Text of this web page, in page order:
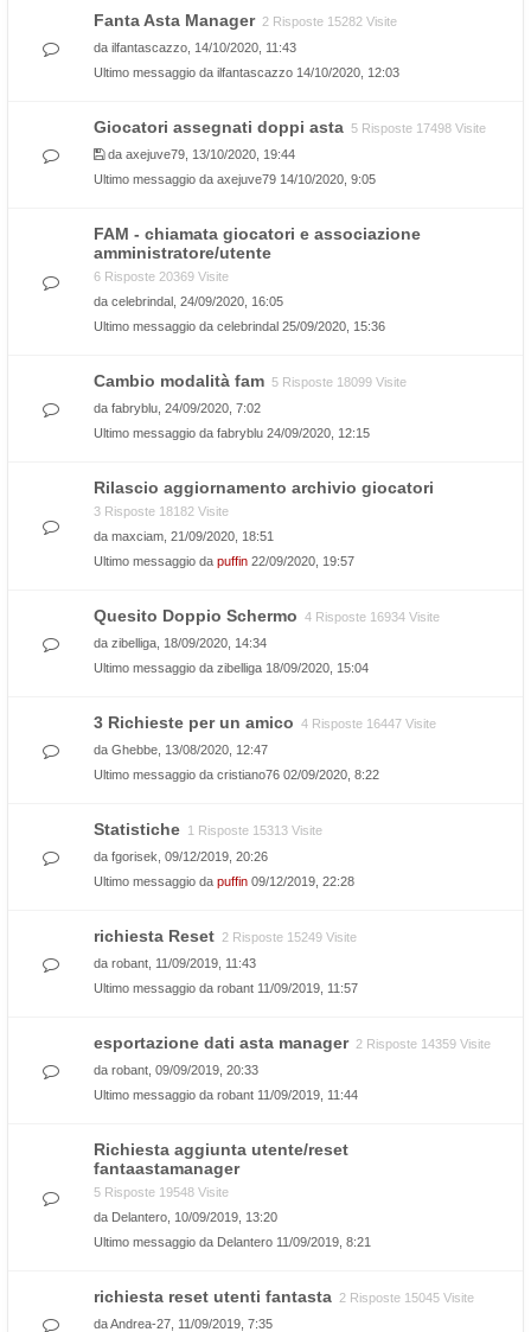
Fanta Asta Manager 2 Risposte 15282 Visite
da ilfantascazzo , 14/10/2020, 11:43
Ultimo messaggio da ilfantascazzo 14/10/2020, 12:03
Giocatori assegnati doppi asta 5 Risposte 17498 Visite
da axejuve79 , 13/10/2020, 19:44
Ultimo messaggio da axejuve79 14/10/2020, 9:05
FAM - chiamata giocatori e associazione
amministratore/utente
6 Risposte 20369 Visite
da celebrindal , 24/09/2020, 16:05
Ultimo messaggio da celebrindal 25/09/2020, 15:36
Cambio modalità fam 5 Risposte 18099 Visite
da fabryblu , 24/09/2020, 7:02
Ultimo messaggio da fabryblu 24/09/2020, 12:15
Rilascio aggiornamento archivio giocatori
3 Risposte 18182 Visite
da maxciam , 21/09/2020, 18:51
Ultimo messaggio da puffin 22/09/2020, 19:57
Quesito Doppio Schermo 4 Risposte 16934 Visite
da zibelliga , 18/09/2020, 14:34
Ultimo messaggio da zibelliga 18/09/2020, 15:04
3 Richieste per un amico 4 Risposte 16447 Visite
da Ghebbe , 13/08/2020, 12:47
Ultimo messaggio da cristiano76 02/09/2020, 8:22
Statistiche 1 Risposte 15313 Visite
da fgorisek , 09/12/2019, 20:26
Ultimo messaggio da puffin 09/12/2019, 22:28
richiesta Reset 2 Risposte 15249 Visite
da robant , 11/09/2019, 11:43
Ultimo messaggio da robant 11/09/2019, 11:57
esportazione dati asta manager 2 Risposte 14359 Visite
da robant , 09/09/2019, 20:33
Ultimo messaggio da robant 11/09/2019, 11:44
Richiesta aggiunta utente/reset
fantaastamanager
5 Risposte 19548 Visite
da Delantero , 10/09/2019, 13:20
Ultimo messaggio da Delantero 11/09/2019, 8:21
richiesta reset utenti fantasta 2 Risposte 15045 Visite
daAndrea-27 , 11/09/2019, 7:35